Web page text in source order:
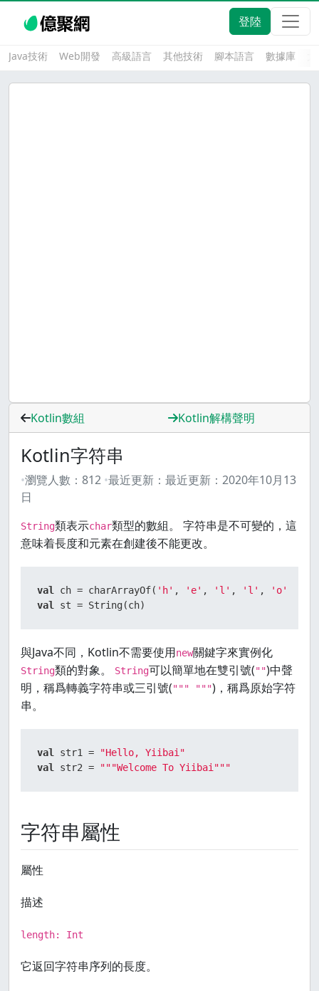
登陸
Java技術 Web開發 高級語言 其他技術 腳本語言 數據庫
Kotlin數組 Kotlin解構聲明
Kotlin字符串
瀏覽人數： 812 最近更新： 最近更新： 2020年10月13
日
String類表示char類型的數組。 字符串是不可變的，這
意味着長度和元素在創建後不能更改。
val ch = charArrayOf( 'h' , 'e' , 'l' , 'l' , 'o'
val
st = String(ch)
與Java不同，Kotlin不需要使用new關鍵字來實例化
String類的對象。 String可以簡單地在雙引號("")中聲
明，稱爲轉義字符串或三引號(""" """)，稱爲原始字符
串。
val str1 =
"Hello, Yiibai"
val
str2 = """Welcome To Yiibai"""
字符串屬性
屬性
描述
length: Int
它返回字符串序列的長度。